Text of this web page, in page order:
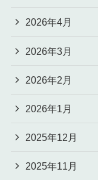
2026年4月
2026年3月
2026年2月
2026年1月
2025年12月
2025年11月